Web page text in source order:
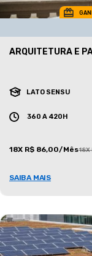
ARQUITETURA E
LATO SENSU
360 A 420H
18X R$ 86,00/Mês18X
SAIBA MAIS